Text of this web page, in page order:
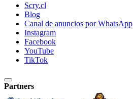
Scry.cl
Blog
Canal de anuncios por WhatsApp
Instagram
Facebook
YouTube
TikTok
Partners